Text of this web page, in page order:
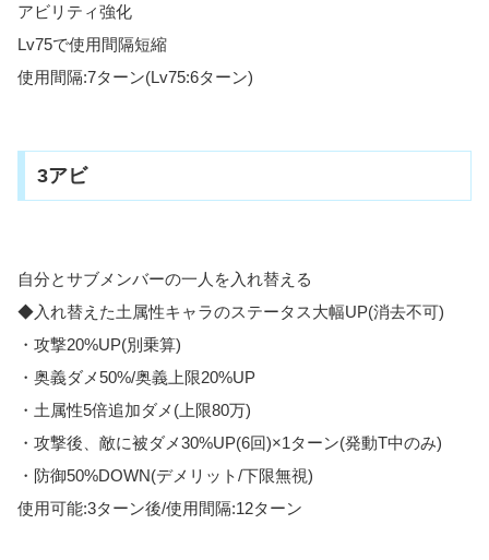
アビリティ強化
Lv75で使用間隔短縮
使用間隔:7ターン(Lv75:6ターン)
3アビ
自分とサブメンバーの一人を入れ替える
◆入れ替えた土属性キャラのステータス大幅UP(消去不可)
・攻撃20%UP(別乗算)
・奥義ダメ50%/奥義上限20%UP
・土属性5倍追加ダメ(上限80万)
・攻撃後、敵に被ダメ30%UP(6回)×1ターン(発動T中のみ)
・防御50%DOWN(デメリット/下限無視)
使用可能:3ターン後/使用間隔:12ターン